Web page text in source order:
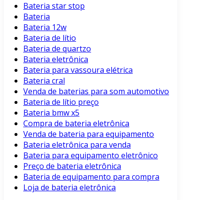
Bateria star stop
Bateria
Bateria 12w
Bateria de lítio
Bateria de quartzo
Bateria eletrônica
Bateria para vassoura elétrica
Bateria cral
Venda de baterias para som automotivo
Bateria de lítio preço
Bateria bmw x5
Compra de bateria eletrônica
Venda de bateria para equipamento
Bateria eletrônica para venda
Bateria para equipamento eletrônico
Preço de bateria eletrônica
Bateria de equipamento para compra
Loja de bateria eletrônica